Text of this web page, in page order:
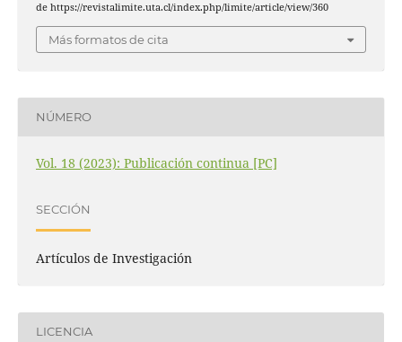
de https://revistalimite.uta.cl/index.php/limite/article/view/360
Más formatos de cita
NÚMERO
Vol. 18 (2023): Publicación continua [PC]
SECCIÓN
Artículos de Investigación
LICENCIA